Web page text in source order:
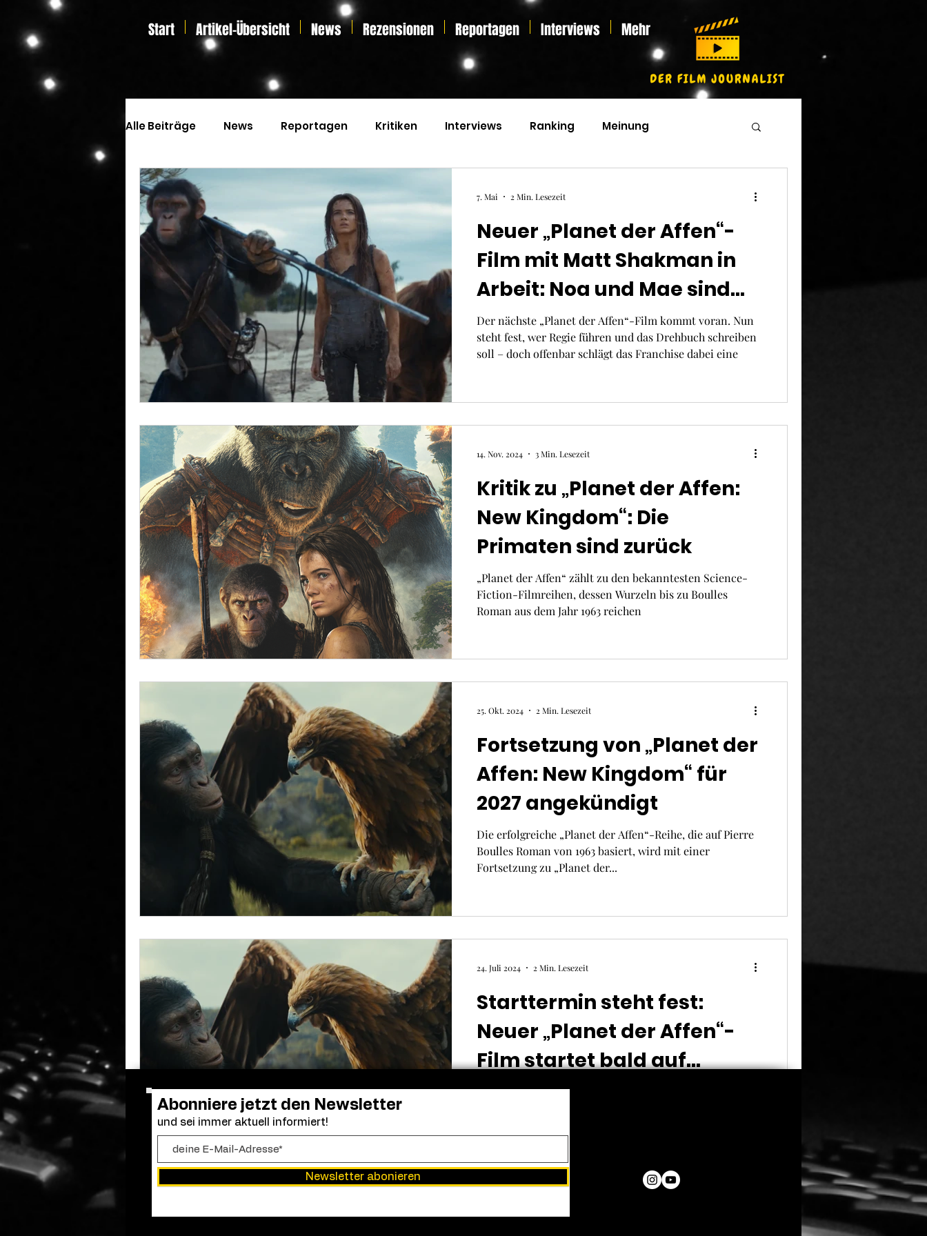
Start Artikel-Übersicht News Rezensionen Reportagen Interviews Mehr
Alle Beiträge News Reportagen Kritiken Interviews Ranking Meinung
Kinoprogramm
Neuer „Planet der Affen“-
Film mit Matt Shakman in
Arbeit: Noa und Mae sind
wohl nicht mehr dabei
Der nächste „Planet der Affen“-Film kommt voran. Nun
steht fest, wer Regie führen und das Drehbuch schreiben
soll – doch offenbar schlägt das Franchise dabei eine
7. Mai 2 Min. Lesezeit
Kritik zu „Planet der Affen:
New Kingdom“: Die
Primaten sind zurück
„Planet der Affen“ zählt zu den bekanntesten Science-
Fiction-Filmreihen, dessen Wurzeln bis zu Boulles
Roman aus dem Jahr 1963 reichen
14. Nov. 2024 3 Min. Lesezeit
Fortsetzung von „Planet der
Affen: New Kingdom“ für
2027 angekündigt
Die erfolgreiche „Planet der Affen“-Reihe, die auf Pierre
Boulles Roman von 1963 basiert, wird mit einer
Fortsetzung zu „Planet der...
25. Okt. 2024 2 Min. Lesezeit
Starttermin steht fest:
Neuer „Planet der Affen“-
Film startet bald auf
Disney+
Wer „Planet der Affen: New Kingdom“ bislang nicht im
24. Juli 2024 2 Min. Lesezeit
Abonniere jetzt den Newsletter
und sei immer aktuell informiert!
Newsletter abonieren